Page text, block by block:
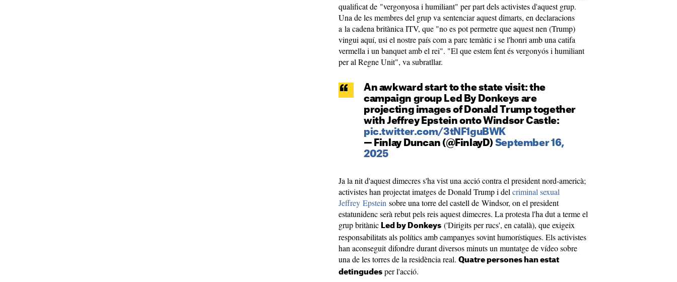
qualificat de "vergonyosa i humiliant" per part dels activistes d'aquest grup.
Una de les membres del grup va sentenciar aquest dimarts, en declaracions
a la cadena britànica ITV, que "no es pot permetre que aquest nen (Trump)
vingui aquí, usi el nostre país com a parc temàtic i se l'honri amb una catifa
vermella i un banquet amb el rei". "El que estem fent és vergonyós i humiliant
per al Regne Unit", va subratllar.
An awkward start to the state visit: the
campaign group Led By Donkeys are
projecting images of Donald Trump together
with Jeffrey Epstein onto Windsor Castle:
pic.twitter.com/3tNF1guBWK
— Finlay Duncan (@FinlayD) September 16,
2025
Ja la nit d'aquest dimecres s'ha vist una acció contra el president nord-americà;
activistes han projectat imatges de Donald Trump i del criminal sexual
Jeffrey Epstein sobre una torre del castell de Windsor, on el president
estatunidenc serà rebut pels reis aquest dimecres. La protesta l'ha dut a terme el
grup britànic Led by Donkeys ('Dirigits per rucs', en català), que exigeix
responsabilitats als polítics amb campanyes sovint humorístiques. Els activistes
han aconseguit difondre durant diversos minuts un muntatge de vídeo sobre
una de les torres de la residència real. Quatre persones han estat
detingudes per l'acció.